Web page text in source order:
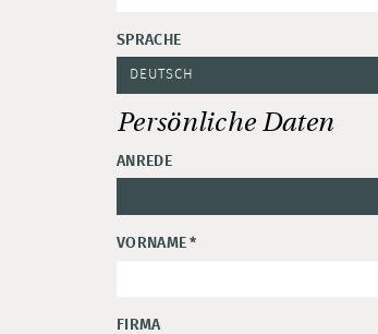
SPRACHE
Persönliche Daten
ANREDE
VORNAME*
FIRMA